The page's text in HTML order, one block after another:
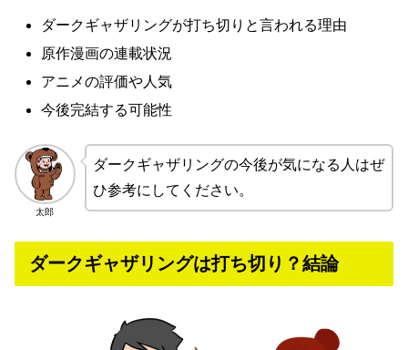
ダークギャザリングが打ち切りと言われる理由
原作漫画の連載状況
アニメの評価や人気
今後完結する可能性
太郎
ダークギャザリングの今後が気になる人はぜ
ひ参考にしてください。
ダークギャザリングは打ち切り？結論